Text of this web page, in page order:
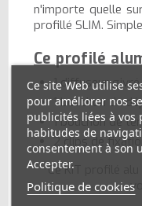
n'importe quelle
profillé SLIM.
Ce profilé
1 diffuseur
1 bouchon de
1 bouchon de
2 clips de
Ce KIT profilé
Ce site Web utilise
pour améliorer nos
publicités liées à vos
habitudes de
consentement à son
Accepter.
Politique de cookies